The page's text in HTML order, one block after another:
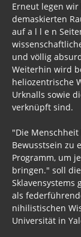
Erneut legen
demaskierten
auf a l l e n
und völlig
Weiterhin wird
heliozentrische
Urknalls sowie
verknüpft sind.
"Die
Bewusstsein zu
Programm, um
bringen." soll
Sklavensystems
als
nihilistischen
Universität in